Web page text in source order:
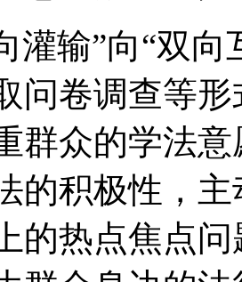
灌输”向“双
问卷调查等
群众的学法
的积极性，
的热点焦点